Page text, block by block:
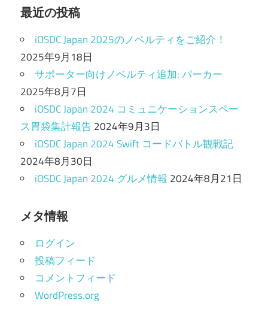
最近の投稿
iOSDC Japan 2025のノベルティをご紹介！
2025年9月18日
サポーター向けノベルティ追加: パーカー
2025年8月7日
iOSDC Japan 2024 コミュニケーションスペー
ス胃袋集計報告2024年9月3日
iOSDC Japan 2024 Swift コードバトル観戦記
2024年8月30日
iOSDC Japan 2024 グルメ情報 2024年8月21日
メタ情報
ログイン
投稿フィード
コメントフィード
WordPress.org